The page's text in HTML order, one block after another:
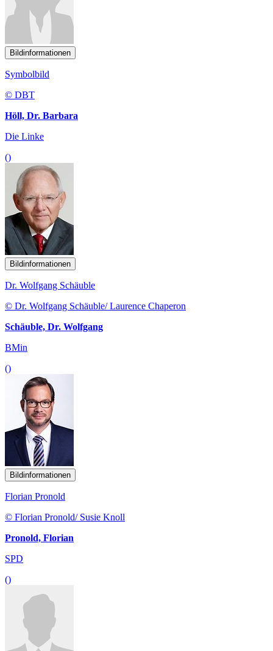
Bildinformationen
Symbolbild
© DBT
Höll, Dr. Barbara
Die Linke
()
Bildinformationen
Dr. Wolfgang Schäuble
© Dr. Wolfgang Schäuble/ Laurence Chaperon
Schäuble, Dr. Wolfgang
BMin
()
Bildinformationen
Florian Pronold
© Florian Pronold/ Susie Knoll
Pronold, Florian
SPD
()